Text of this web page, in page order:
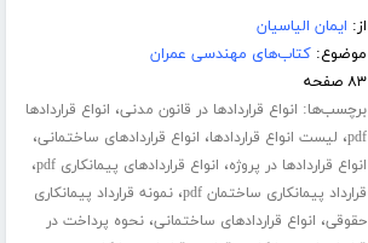
از: ایمان الیاسیان
موضوع:کتاب‌های مهندسی عمران
۸۳ صفحه
برچسب‌ها: انواع قراردادها در قانون مدنی، انواع قراردادها
pdf، لیست انواع قراردادها، انواع قراردادهای ساختمانی،
انواع قراردادها در پروژه، انواع قراردادهای پیمانکاری pdf ،
قرارداد پیمانکاری ساختمان pdf ،نمونه قرارداد پیمانکاری
حقوقی، انواع قراردادهای ساختمانی،نحوه پرداخت در